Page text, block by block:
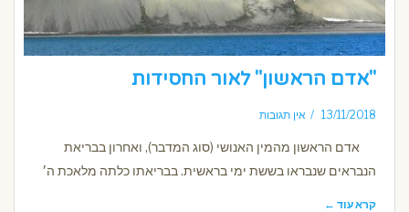
"אדם הראשון" לאור החסידות
13/11/2018 אין תגובות
אדם הראשון מהמין האנושי (סוג המדבר), ואחרון בבריאת
הנבראים שנבראו בששת ימי בראשית. בבריאתו כלתה מלאכת ה׳
קרא עוד ←